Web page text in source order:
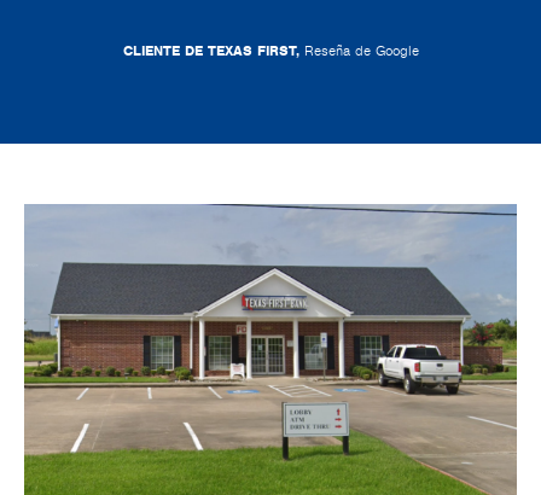
CLIENTE DE TEXAS FIRST, Reseña de Google